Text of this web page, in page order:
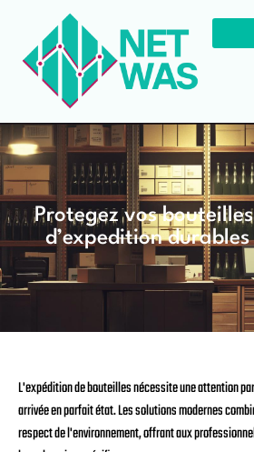
Protegez vos
d’expedition
L'expédition de bouteilles nécessite une attention
arrivée en parfait état. Les solutions modernes
respect de l'environnement, offrant aux